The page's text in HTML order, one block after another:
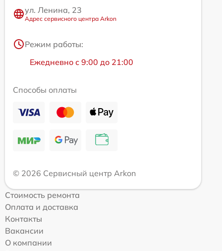
ул. Ленина, 23
Адрес сервисного центра Arkon
Режим работы:
Ежедневно с 9:00 до 21:00
Способы оплаты
© 2026 Сервисный центр Arkon
Стоимость ремонта
Оплата и доставка
Контакты
Вакансии
О компании